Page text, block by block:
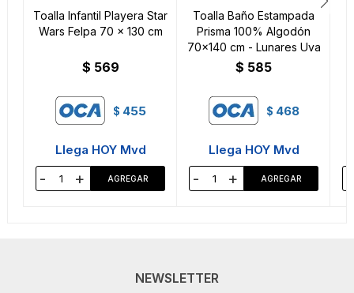
Toalla Infantil Playera Star
Wars Felpa 70 x 130 cm
$ 569
$ 455
Llega HOY Mvd
- +
Toalla Baño Estampada
Prisma 100% Algodón
70x140 cm - Lunares Uva
$ 585
$ 468
Llega HOY Mvd
- +
NEWSLETTER